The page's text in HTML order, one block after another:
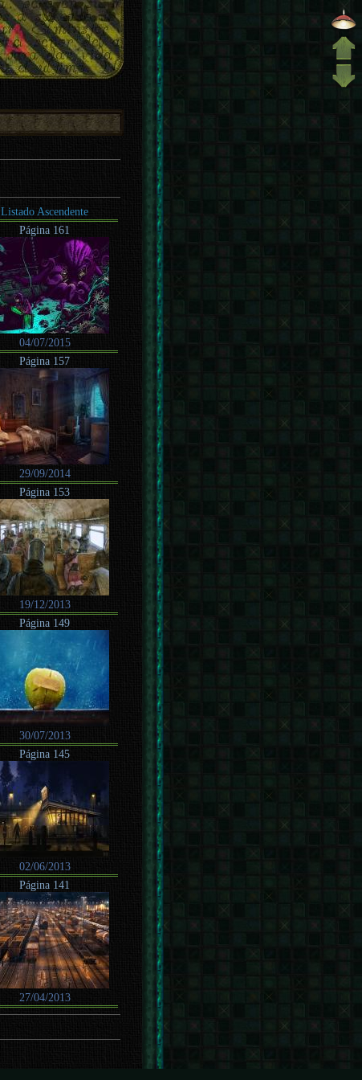
Listado Ascendente
Página 161
04/07/2015
Página 157
29/09/2014
Página 153
19/12/2013
Página 149
30/07/2013
Página 145
02/06/2013
Página 141
27/04/2013